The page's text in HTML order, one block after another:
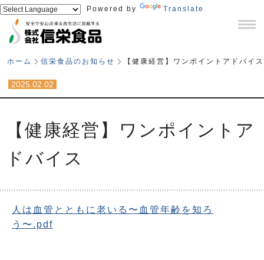
Powered by Translate
ホーム 信栄食品のお知らせ 【健康経営】ワンポイントアドバイス
2025.02.02
【健康経営】ワンポイントア
ドバイス
人は血管とともに老いる〜血管年齢を知ろ
う〜.pdf